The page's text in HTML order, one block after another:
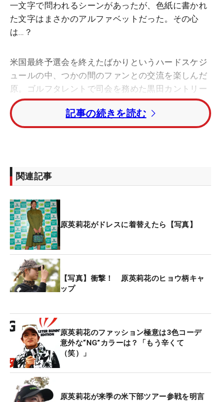
一文字で問われるシーンがあったが、色紙に書かれ
た文字はまさかのアルファベットだった。その心
は…？
米国最終予選会を終えたばかりというハードスケジ
ュールの中、つかの間のファンとの交流を楽しんだ
原。ゴルフタレントで司会を務めた黒田カントリー
クラブとの軽快なやり取りで、今シーズンの振り返
り、さらに同社のウェアについて語り尽くした。
はまさかのアルファベットの『E』。会場がどよめ
く中、「『Early and Late』（明けても暮れても）。
『Energetic』（エネルギッシュ）。いろいろなこと
がある中で精力的にやっていきたい。『Enjoy』
（エンジョイ）。何事も楽しんで一年間頑張りた
い」と、3つの願いを込めた頭文字だと説明し、独
特の“英莉花節”でファンを和ませた。
23年5月には持病の椎間板ヘルニアの摘出手術を受
挙げたものの、再発を懸念して十分な練習が積め
ず、今年は優勝に届かなかった。さらに、米国女子
ツアーの来季出場権獲得を懸けた最終予選会（Qシ
リーズ）に挑戦するも、1打及ばずに最終ラウンド
進出を逃し、出場権を獲得することはできなかっ
た。「結果を出せなくて悲しい」ともどかしいシー
ズンを送った。
記事の続きを読む
関連記事
原英莉花がドレスに着替えたら【写真】
【写真】衝撃！ 原英莉花のヒョウ柄キャ
ップ
原英莉花のファッション極意は3色コーデ
意外な“NG”カラーは？「もう辛くて
（笑）」
原英莉花が来季の米下部ツアー参戦を明言